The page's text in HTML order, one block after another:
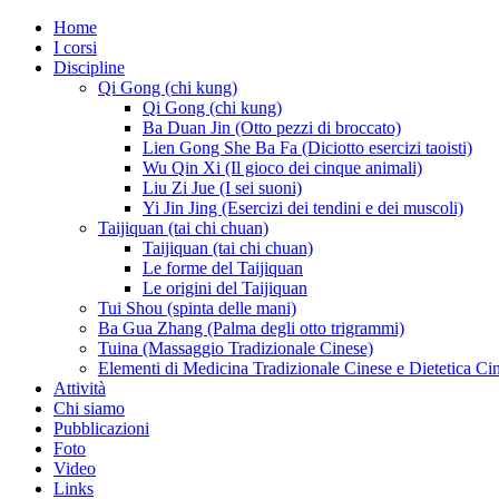
Home
I corsi
Discipline
Qi Gong (chi kung)
Qi Gong (chi kung)
Ba Duan Jin (Otto pezzi di broccato)
Lien Gong She Ba Fa (Diciotto esercizi taoisti)
Wu Qin Xi (Il gioco dei cinque animali)
Liu Zi Jue (I sei suoni)
Yi Jin Jing (Esercizi dei tendini e dei muscoli)
Taijiquan (tai chi chuan)
Taijiquan (tai chi chuan)
Le forme del Taijiquan
Le origini del Taijiquan
Tui Shou (spinta delle mani)
Ba Gua Zhang (Palma degli otto trigrammi)
Tuina (Massaggio Tradizionale Cinese)
Elementi di Medicina Tradizionale Cinese e Dietetica
Attività
Chi siamo
Pubblicazioni
Foto
Video
Links